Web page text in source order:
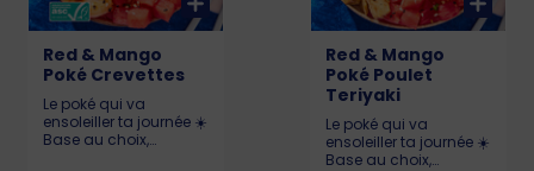
Red & Mango
Poké Crevettes
Le poké qui va
ensoleiller ta journée ☀️
Base au choix,
Red & Mango
Poké Poulet
Teriyaki
Le poké qui va
ensoleiller ta journée ☀️
Base au choix,